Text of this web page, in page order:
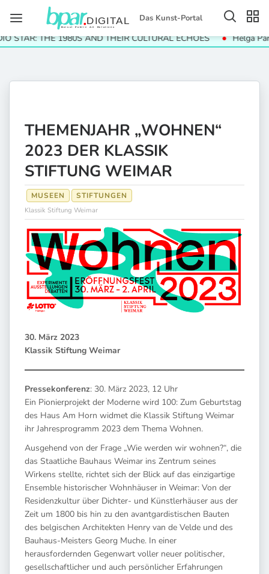
Das Kunst-Portal
THE 1980S AND THEIR CULTURAL ECHOES Helga Paris.
THEMENJAHR „WOHNEN“
2023 DER KLASSIK
STIFTUNG WEIMAR
MUSEEN STIFTUNGEN
Klassik Stiftung Weimar
30. März 2023
Klassik Stiftung Weimar
Pressekonferenz: 30. März 2023, 12 Uhr
Ein Pionierprojekt der Moderne wird 100: Zum Geburtstag
des Haus Am Horn widmet die Klassik Stiftung Weimar
ihr Jahresprogramm 2023 dem Thema Wohnen.
Ausgehend von der Frage „Wie werden wir wohnen?“, die
das Staatliche Bauhaus Weimar ins Zentrum seines
Wirkens stellte, richtet sich der Blick auf das einzigartige
Ensemble historischer Wohnhäuser in Weimar: Von der
Residenzkultur über Dichter- und Künstlerhäuser aus der
Zeit um 1800 bis hin zu den avantgardistischen Bauten
des belgischen Architekten Henry van de Velde und des
Bauhaus-Meisters Georg Muche. In einer
herausfordernden Gegenwart voller neuer politischer,
gesellschaftlicher und auch persönlicher Erfahrungen